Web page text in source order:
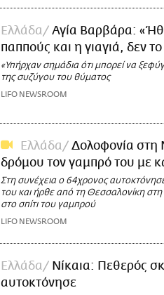
Ελλάδα
Αγία Βαρβάρα:
παππούς και η γιαγιά, δεν
«Υπήρχαν σημάδια ότι μπορεί να
της συζύγου του θύματος
LIFO NEWSROOM
Ελλάδα
Δολοφονία στη
δρόμου τον γαμπρό του με
Στη συνέχεια ο 64χρονος
του και ήρθε από τη Θεσσαλονίκη στη
στο σπίτι του γαμπρού
LIFO NEWSROOM
Ελλάδα
Νίκαια: Πεθερός
αυτοκτόνησε